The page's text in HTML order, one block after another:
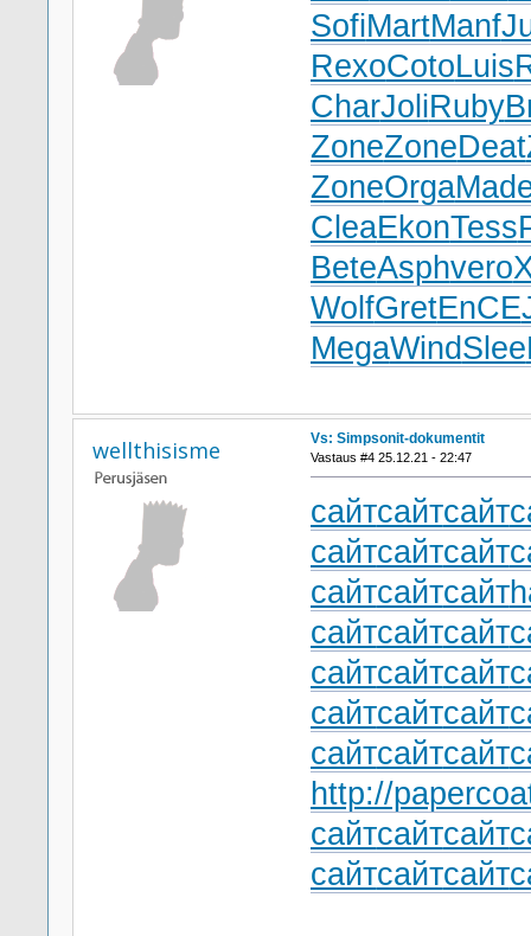
SofiMartManf
RexoCotoLuis
CharJoliRuby
ZoneZoneDeat
ZoneOrga
CleaEkonTess
BeteAsphvero
WolfGretEnCE
MegaWindSlee
wellthisisme Vs: Simpsonit-dokumentit
Vastaus #4 25.12.21 - 22:47
сайтсайтсайт
сайтсайтсайт
сайтсайтсайт
сайтсайтсайт
сайтсайтсайт
сайтсайтсайт
сайтсайтсайт
http://
сайтсайтсайт
сайтсайтсайт